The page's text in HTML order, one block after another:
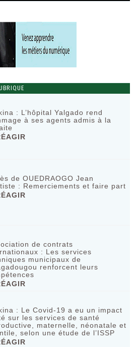
: L’hôpital Yalgado rend
à ses agents admis à la
de OUEDRAOGO Jean
: Remerciements et faire part
de contrats
: Les services
municipaux de
renforcent leurs
: Le Covid-19 a eu un impact
sur les services de santé
maternelle, néonatale et
selon une étude de l’ISSP